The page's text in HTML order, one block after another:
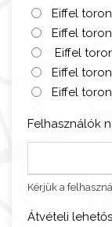
z
s
E
f
e
t
Eiffel
Eiffel
Eiffel
Eiffel
Eiffel
Felhasználók
Kérjük a
Átvételi